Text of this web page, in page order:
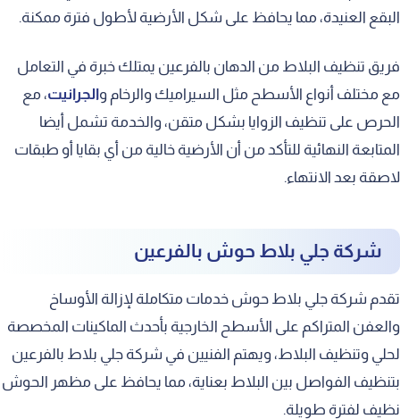
البقع العنيدة، مما يحافظ على شكل الأرضية لأطول فترة ممكنة.
فريق تنظيف البلاط من الدهان بالفرعين يمتلك خبرة في التعامل
مع مختلف أنواع الأسطح مثل السيراميك والرخام والجرانيت، مع
الحرص على تنظيف الزوايا بشكل متقن، والخدمة تشمل أيضا
المتابعة النهائية للتأكد من أن الأرضية خالية من أي بقايا أو طبقات
لاصقة بعد الانتهاء.
شركة جلي بلاط حوش بالفرعين
تقدم شركة جلي بلاط حوش خدمات متكاملة لإزالة الأوساخ
والعفن المتراكم على الأسطح الخارجية بأحدث الماكينات المخصصة
لحلي وتنظيف البلاط، ويهتم الفنيين في شركة جلي بلاط بالفرعين
بتنظيف الفواصل بين البلاط بعناية، مما يحافظ على مظهر الحوش
نظيف لفترة طويلة.